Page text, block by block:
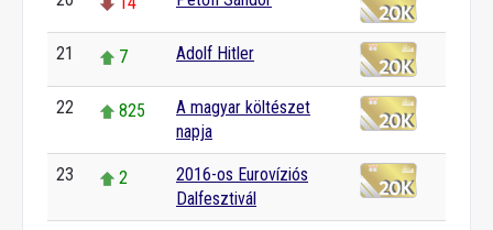
21 7 Adolf Hitler
22 825
A magyar költészet
napja
23 2
2016-os Eurovíziós
Dalfesztivál